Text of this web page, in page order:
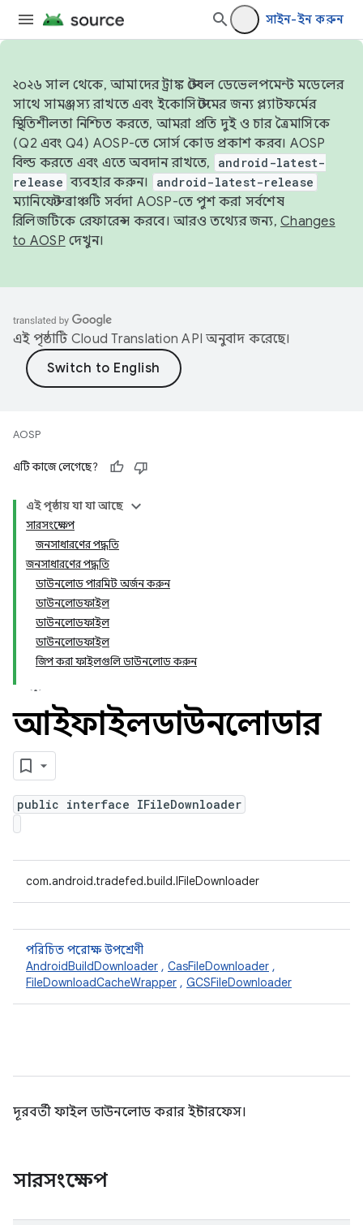
সাইন-ইন করুন
২০২৬ সাল থেকে, আমাদের ট্রাঙ্ক স্টেবল ডেভেলপমেন্ট মডেলের
সাথে সামঞ্জস্য রাখতে এবং ইকোসিস্টেমের জন্য প্ল্যাটফর্মের
স্থিতিশীলতা নিশ্চিত করতে, আমরা প্রতি দুই ও চার ত্রৈমাসিকে
(Q2 এবং Q4) AOSP-তে সোর্স কোড প্রকাশ করব। AOSP
বিল্ড করতে এবং এতে অবদান রাখতে,
android-latest-
release ব্যবহার করুন। android-latest-release
ম্যানিফেস্ট ব্রাঞ্চটি সর্বদা AOSP-তে পুশ করা সর্বশেষ
রিলিজটিকে রেফারেন্স করবে। আরও তথ্যের জন্য, Changes
to AOSP দেখুন।
এই পৃষ্ঠাটি Cloud Translation API অনুবাদ করেছে।
AOSP
এটি কাজে লেগেছে?
এই পৃষ্ঠায় যা যা আছে
সারসংক্ষেপ
জনসাধারণের পদ্ধতি
জনসাধারণের পদ্ধতি
ডাউনলোড পারমিট অর্জন করুন
ডাউনলোডফাইল
ডাউনলোডফাইল
ডাউনলোডফাইল
জিপ করা ফাইলগুলি ডাউনলোড করুন
আইফাইলডাউনলোডার
public interface IFileDownloader
com.android.tradefed.build.IFileDownloader
পরিচিত পরোক্ষ উপশ্রেণী
AndroidBuildDownloader , CasFileDownloader ,
FileDownloadCacheWrapper , GCSFileDownloader
দূরবর্তী ফাইল ডাউনলোড করার ইন্টারফেস।
সারসংক্ষেপ